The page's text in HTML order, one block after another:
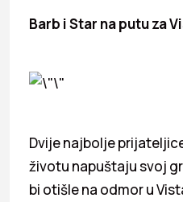
Barb i Star na putu za
Dvije najbolje
životu napuštaju svoj
bi otišle na odmor u